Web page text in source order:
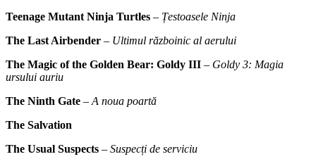
Teenage Mutant Ninja Turtles – Țestoasele Ninja
The Last Airbender – Ultimul războinic al aerului
The Magic of the Golden Bear: Goldy III – Goldy 3: Magia
ursului auriu
The Ninth Gate – A noua poartă
The Salvation
The Usual Suspects – Suspecți de serviciu